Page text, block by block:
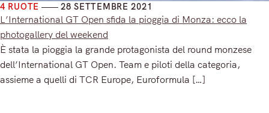
4 RUOTE 28 SETTEMBRE 2021
L’International GT Open sfida la pioggia di Monza: ecco la
photogallery del weekend
È stata la pioggia la grande protagonista del round monzese
dell’International GT Open. Team e piloti della categoria,
assieme a quelli di TCR Europe, Euroformula […]